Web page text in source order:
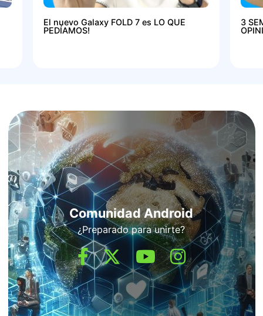
El nuevo Galaxy FOLD 7 es LO QUE
PEDÍAMOS!
3
Comunidad Android
¿Preparado para unirte?